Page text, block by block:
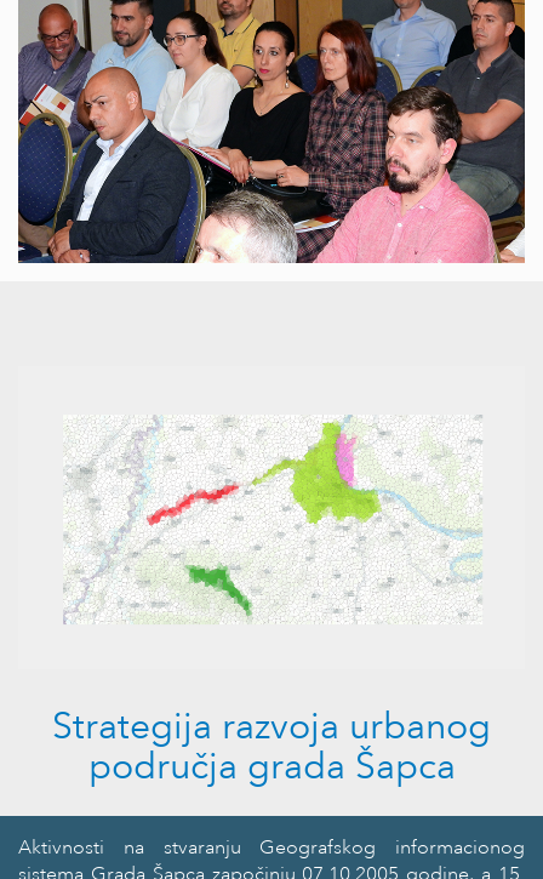
Strategija razvoja urbanog
područja grada Šapca
Aktivnosti na stvaranju Geografskog informacionog
sistema Grada Šapca započinju 07.10.2005 godine, a 15.